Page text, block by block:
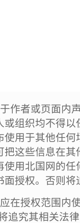
作者或页面内
或组织均不得
用于其他任
这些信息在
用北国网的
授权。否则将
在授权范围内
追究其相关法